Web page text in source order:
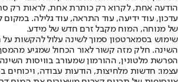
הודעה אחת, לקרוא רק כותרת אחת, לראות רק
עדכון, עוד ידיעה, עוד התראה, עוד גלילה.
של מנוחה, המוח מקבל זרם חדש של מידע.
שימוש בסמארטפון סמוך לשינה עלול להקשות על
השינה. חלק מזה קשור לאור הכחול שמגיע
הפרשת מלטונין, ההורמון שמעורב בוויסות
עצמו: חדשות מלחיצות, הודעות עבודה, ויכוחים